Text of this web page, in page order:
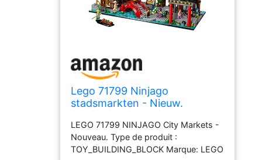
Lego 71799 Ninjago
stadsmarkten - Nieuw.
LEGO 71799 NINJAGO City Markets -
Nouveau. Type de produit :
TOY_BUILDING_BLOCK Marque: LEGO